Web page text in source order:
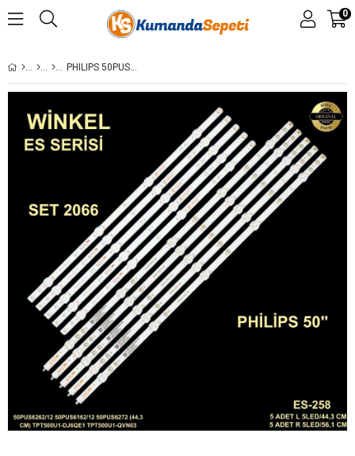
0
PHILIPS 50PUS6262/12 50PUS6162/12 50PUS6272 (44,3 CM) TPT500U1-DJ6QE1 TPT500U1-QVN03( PHILIPS 50” LB50086 V0_00 50PUS6262 LED BAR 36100 36099 LCD479 LCD480 479 480 ES-258 GEN-258 SET-0258 GEN258 SET258 STL1399T 1399T 50PUS6503 50PUS6703 50PUS7303